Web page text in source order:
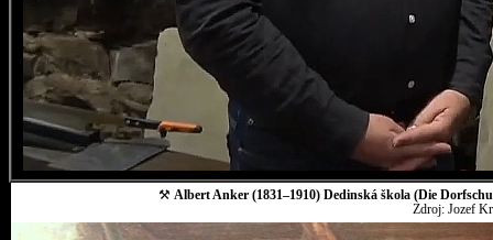
⚒ Albert Anker (1831–1910) Dedinská škola (Die
Zdroj: Jozef